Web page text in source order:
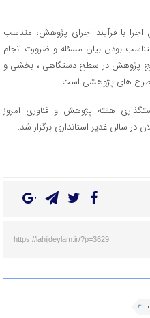
با فرآیند اجرای پژوهش، متناسب
بودن بیان مسئله و ضرورت انجام
پژوهش در سطح دستگاهی ، بخشی و
طرح های پژوهشی است.
هفته پژوهش و فناوری امروز
در سالن غدیر استانداری برگزار شد.
https://lahijdeylam.ir/?p=3629